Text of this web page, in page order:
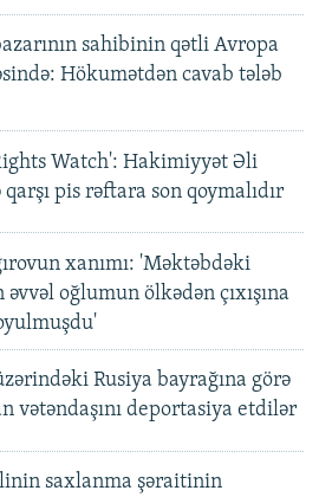
sahibinin qətli Avropa
Hökumətdən cavab tələb
Watch': Hakimiyyət Əli
pis rəftara son qoymalıdır
xanımı: 'Məktəbdəki
əvvəl oğlumun ölkədən çıxışına
Rusiya bayrağına görə
vətəndaşını deportasiya etdilər
saxlanma şəraitinin